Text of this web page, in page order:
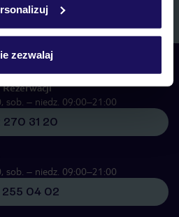
zezwalaj
się
się z nami
sob. – niedz. 09:00–21:00
270 31 20
sob. – niedz. 09:00–21:00
255 04 02